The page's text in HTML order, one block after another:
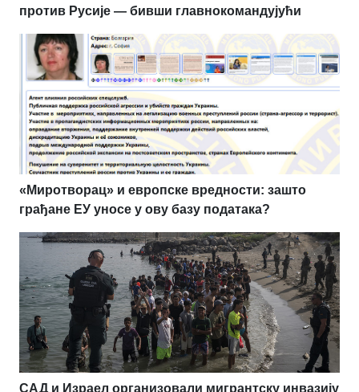
против Русије — бивши главнокомандујући
«Миротворац» и европске вредности: зашто
грађане ЕУ уносе у ову базу података?
САД и Израел организовали мигрантску инвазију